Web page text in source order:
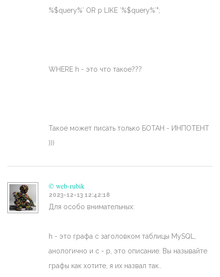
%$query%′ OR p LIKE ′%$query%′";
WHERE h - это что такое???
Такое может писать только БОТАН - ИНПОТЕНТ
)))
© web-rubik
2023-12-13 12:42:18
Для особо внимательных:
h - это графа с заголовком таблицы MySQL,
анологично и с - p, это описание. Вы называйте
графы как хотите, я их назвал так..